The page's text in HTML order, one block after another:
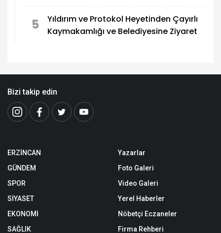
5
Yıldırım ve Protokol Heyetinden Çayırlı
Kaymakamlığı ve Belediyesine Ziyaret
Bizi takip edin
ERZİNCAN
GÜNDEM
SPOR
SİYASET
EKONOMİ
SAĞLIK
Yazarlar
Foto Galeri
Video Galeri
Yerel Haberler
Nöbetçi Eczaneler
Firma Rehberi